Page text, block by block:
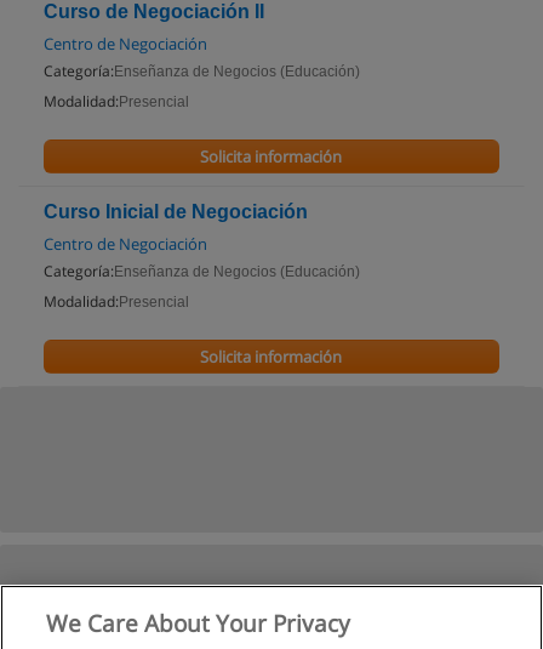
Curso de Negociación II
Centro de Negociación
Categoría: Enseñanza de Negocios (Educación)
Modalidad: Presencial
Solicita información
Curso Inicial de Negociación
Centro de Negociación
Categoría: Enseñanza de Negocios (Educación)
Modalidad: Presencial
Solicita información
We Care About Your Privacy